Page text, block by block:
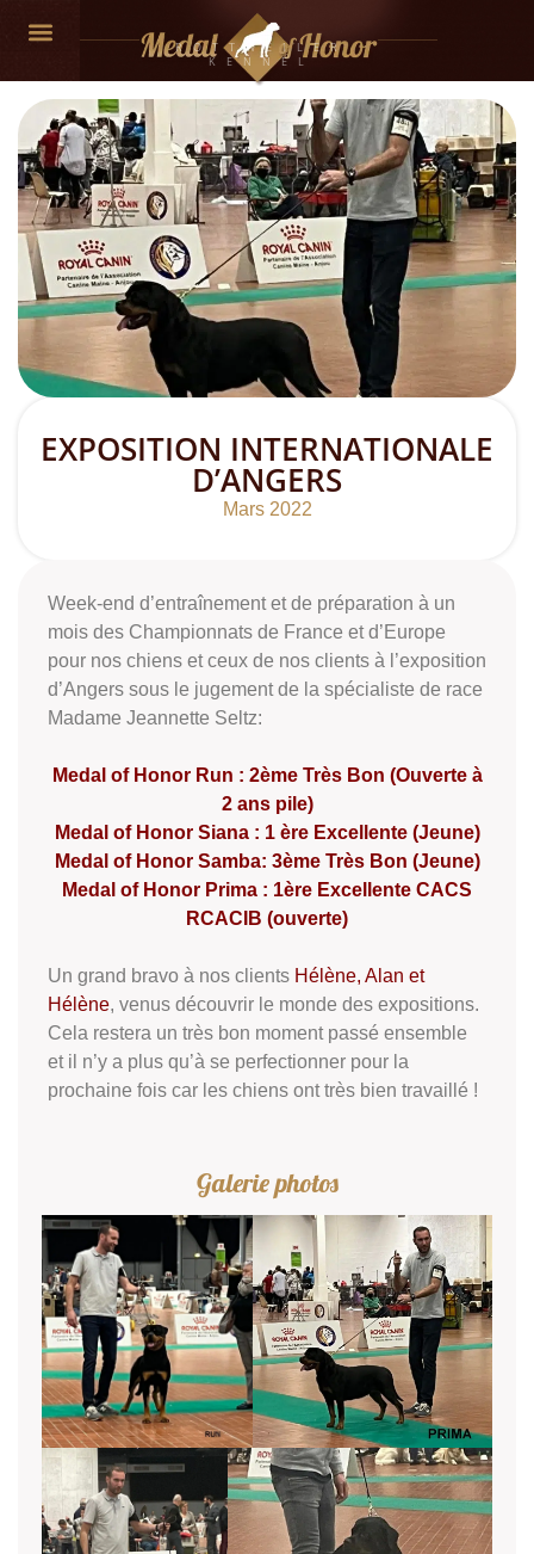
ROTTWEILER
KENNEL
EXPOSITION INTERNATIONALE
D’ANGERS
Mars 2022
Week-end d’entraînement et de préparation à un
mois des Championnats de France et d’Europe
pour nos chiens et ceux de nos clients à l’exposition
d’Angers sous le jugement de la spécialiste de race
Madame Jeannette Seltz:
Medal of Honor Run : 2ème Très Bon (Ouverte à
2 ans pile)
Medal of Honor Siana : 1 ère Excellente (Jeune)
Medal of Honor Samba: 3ème Très Bon (Jeune)
Medal of Honor Prima : 1ère Excellente CACS
RCACIB (ouverte)
Un grand bravo à nos clients Hélène, Alan et
Hélène, venus découvrir le monde des expositions.
Cela restera un très bon moment passé ensemble
et il n’y a plus qu’à se perfectionner pour la
prochaine fois car les chiens ont très bien travaillé !